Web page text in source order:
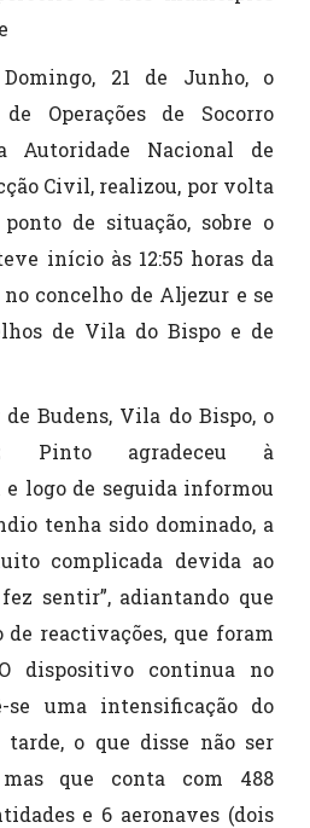
21 de Junho, o
Operações de Socorro
Autoridade Nacional de
Civil, realizou, por volta
de situação, sobre o
início às 12:55 horas da
concelho de Aljezur e se
de Vila do Bispo e de
de Budens, Vila do Bispo, o
Pinto agradeceu à
e logo de seguida informou
tenha sido dominado, a
complicada devida ao
sentir”, adiantando que
de reactivações, que foram
dispositivo continua no
se uma intensificação do
o que disse não ser
que conta com 488
e 6 aeronaves (dois